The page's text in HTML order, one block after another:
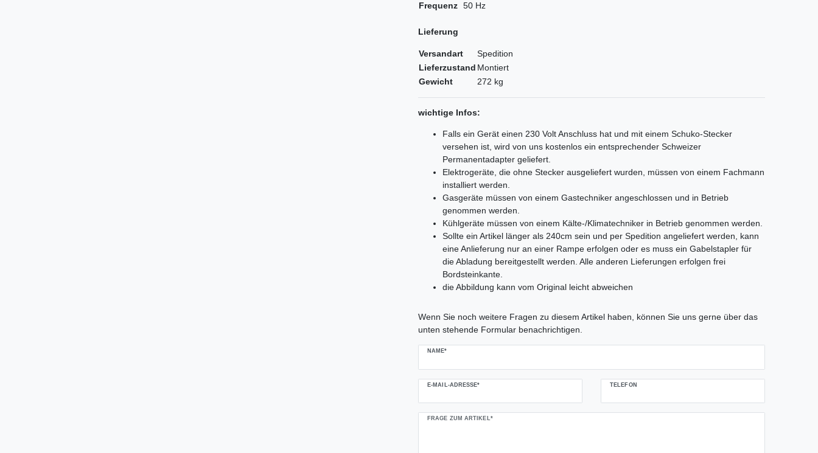
Frequenz 50 Hz
Lieferung
Versandart
Spedition
Lieferzustand Montiert
Gewicht
272 kg
wichtige Infos:
Falls ein Gerät einen 230 Volt Anschluss hat und mit einem Schuko-Stecker
versehen ist, wird von uns kostenlos ein entsprechender Schweizer
Permanentadapter geliefert.
Elektrogeräte, die ohne Stecker ausgeliefert wurden, müssen von einem Fachmann
installiert werden.
Gasgeräte müssen von einem Gastechniker angeschlossen und in Betrieb
genommen werden.
Kühlgeräte müssen von einem Kälte-/Klimatechniker in Betrieb genommen werden.
Sollte ein Artikel länger als 240cm sein und per Spedition angeliefert werden, kann
eine Anlieferung nur an einer Rampe erfolgen oder es muss ein Gabelstapler für
die Abladung bereitgestellt werden. Alle anderen Lieferungen erfolgen frei
Bordsteinkante.
die Abbildung kann vom Original leicht abweichen
Wenn Sie noch weitere Fragen zu diesem Artikel haben, können Sie uns gerne über das
unten stehende Formular benachrichtigen.
NAME*
E-MAIL-ADRESSE* TELEFON
FRAGE ZUM ARTIKEL*